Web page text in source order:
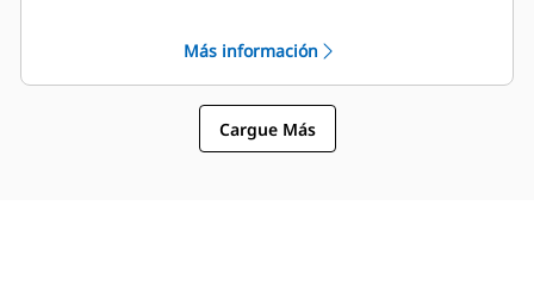
sujetapasador Cat, que permiten
que las máquinas de tamaños
similares compartan las tenazas y
otros accesorios.
el funcionamiento general simples
hacen que las tenazas sean una
opción más sencilla y más
asequible que los garfios en
cuanto a los costos de posesión y
Más información
Cargue Más